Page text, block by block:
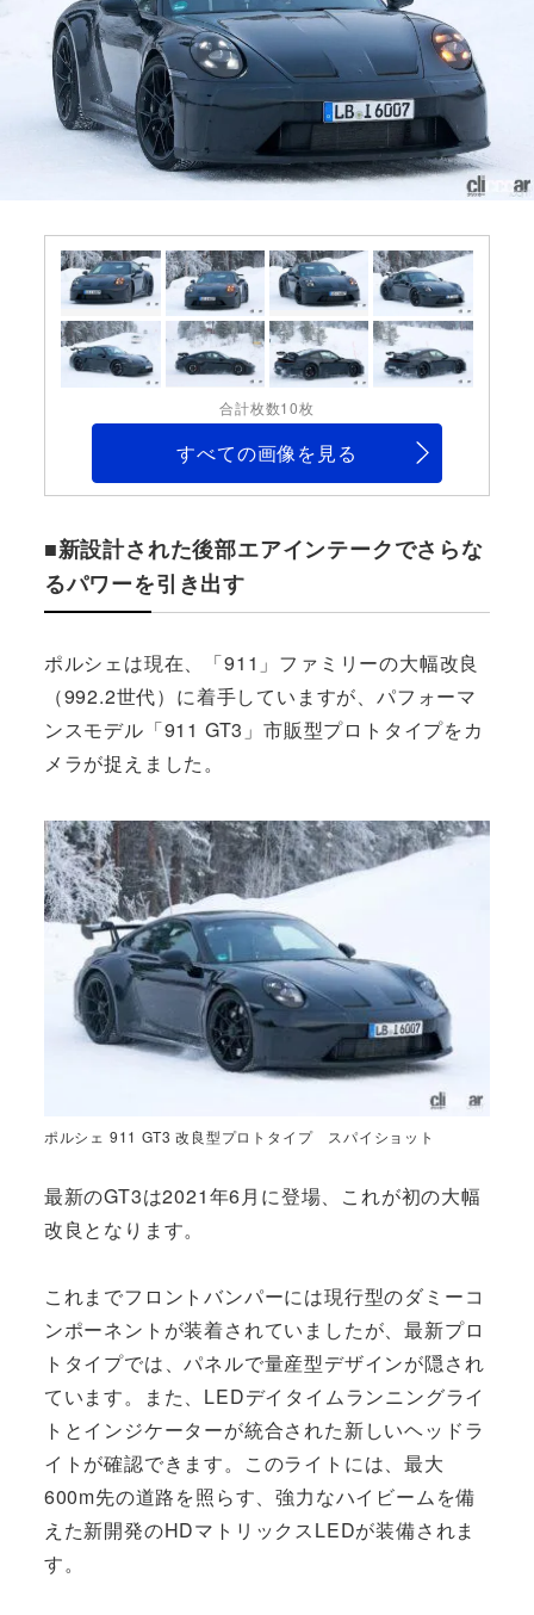
合計枚数10枚
すべての画像を見る
■新設計された後部エアインテークでさらな
るパワーを引き出す
ポルシェは現在、「911」ファミリーの大幅改良
（992.2世代）に着手していますが、パフォーマ
ンスモデル「911 GT3」市販型プロトタイプをカ
メラが捉えました。
ポルシェ 911 GT3 改良型プロトタイプ スパイショット
最新のGT3は2021年6月に登場、これが初の大幅
改良となります。
これまでフロントバンパーには現行型のダミーコ
ンポーネントが装着されていましたが、最新プロ
トタイプでは、パネルで量産型デザインが隠され
ています。また、LEDデイタイムランニングライ
トとインジケーターが統合された新しいヘッドラ
イトが確認できます。このライトには、最大
600m先の道路を照らす、強力なハイビームを備
えた新開発のHDマトリックスLEDが装備されま
す。